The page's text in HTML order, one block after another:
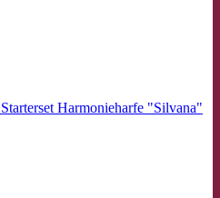
Starterset Harmonieharfe "Silvana"